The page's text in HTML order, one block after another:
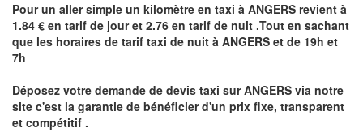
Pour un aller simple un kilomètre en taxi à ANGERS revient à
1.84 € en tarif de jour et 2.76 en tarif de nuit .Tout en sachant
que les horaires de tarif taxi de nuit à ANGERS et de 19h et
7h
Déposez votre demande de devis taxi surANGERS via notre
site c'est la garantie de bénéficier d'un prix fixe, transparent
et compétitif .